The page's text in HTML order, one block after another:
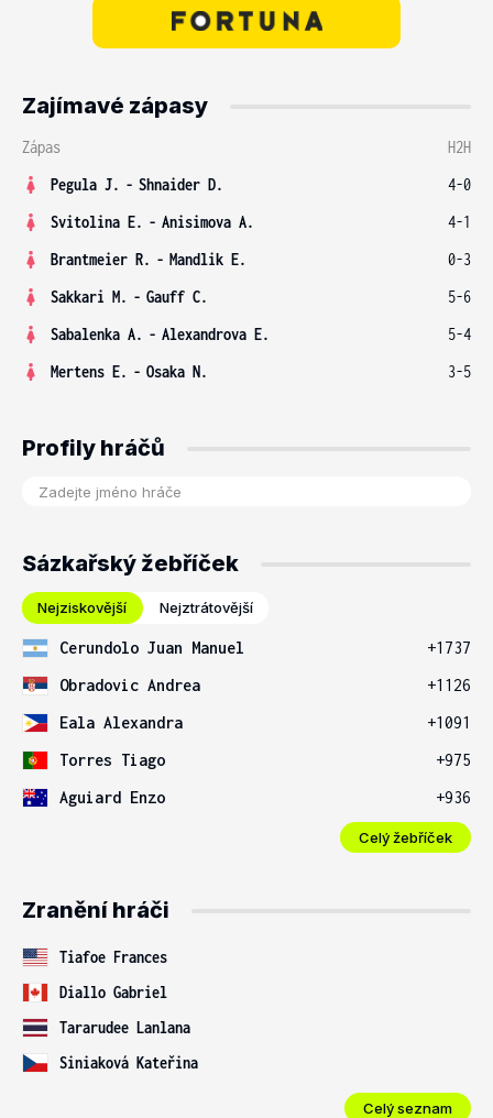
Zajímavé zápasy
Zápas
H2H
Pegula J. - Shnaider D.
4-0
Svitolina E. - Anisimova A.
4-1
Brantmeier R. - Mandlik E.
0-3
Sakkari M. - Gauff C.
5-6
Sabalenka A. - Alexandrova E.
5-4
Mertens E. - Osaka N. 3-5
Profily hráčů
Sázkařský žebříček
Nejziskovější Nejztrátovější
Cerundolo Juan Manuel
+1737
Obradovic Andrea
+1126
Eala Alexandra
+1091
Torres Tiago
+975
Aguiard Enzo
+936
Celý žebříček
Zranění hráči
Tiafoe Frances
Diallo Gabriel
Tararudee Lanlana
Siniaková Kateřina
Celý seznam